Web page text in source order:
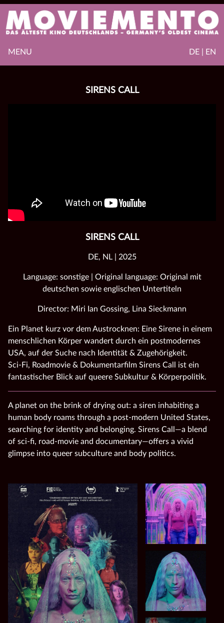
DE | EN
MENU
SIRENS CALL
SIRENS CALL
DE, NL | 2025
Language: sonstige | Original language: Original mit
deutschen sowie englischen Untertiteln
Director: Miri Ian Gossing, Lina Sieckmann
Ein Planet kurz vor dem Austrocknen: Eine Sirene in einem
menschlichen Körper wandert durch ein postmodernes
USA, auf der Suche nach Identität & Zugehörigkeit.
Sci-Fi, Roadmovie & Dokumentarfilm Sirens Call ist ein
fantastischer Blick auf queere Subkultur & Körperpolitik.
A planet on the brink of drying out: a siren inhabiting a
human body roams through a post‑modern United States,
searching for identity and belonging. Sirens Call—a blend
of sci‑fi, road‑movie and documentary—offers a vivid
glimpse into queer subculture and body politics.